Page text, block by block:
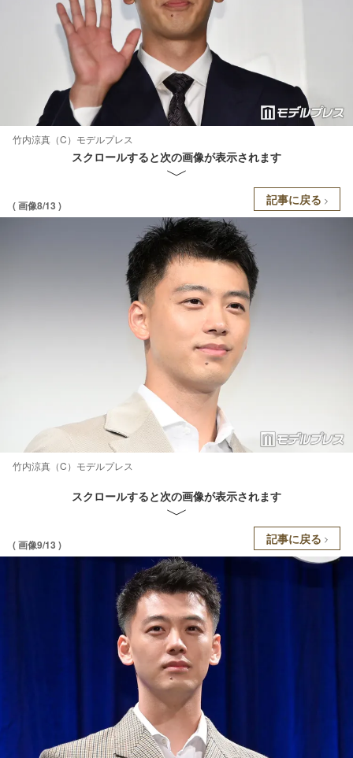
竹内涼真（C）モデルプレス
スクロールすると次の画像が表示されます
( 画像8/13 ) 記事に戻る
竹内涼真（C）モデルプレス
スクロールすると次の画像が表示されます
( 画像9/13 ) 記事に戻る